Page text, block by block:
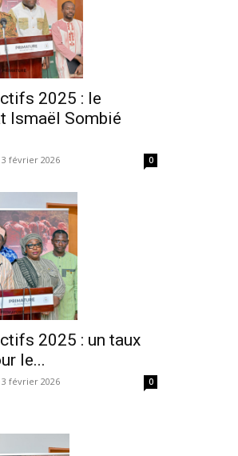
2025 : le
Ismaël Sombié
3 février 2026 0
2025 : un taux
le...
3 février 2026 0